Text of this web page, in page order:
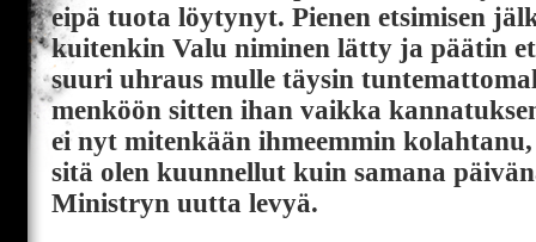
eipä tuota löytynyt. Pienen etsimisen
kuitenkin Valu niminen lätty ja päätin
suuri uhraus mulle täysin
menköön sitten ihan vaikka
ei nyt mitenkään ihmeemmin
sitä olen kuunnellut kuin samana
Ministryn uutta levyä.